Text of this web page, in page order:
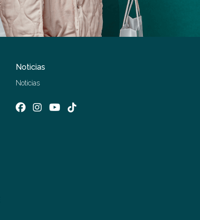
Noticias
Noticias